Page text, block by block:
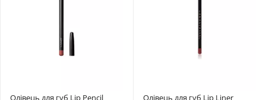
Олівець для губ Lip Pencil
Олівець для губ Lip Liner